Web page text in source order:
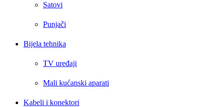
Satovi
Punjači
Bijela tehnika
TV uređaji
Mali kućanski aparati
Kabeli i konektori